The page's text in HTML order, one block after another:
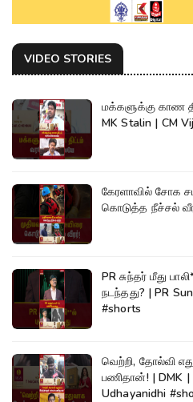
VIDEO STORIES
மக்களுக்கு காண
MK Stalin | CM
கேரளாவில் சோக
கொடுத்த நீச்சல்
PR சுந்தர் மீது
நடந்தது? | PR
#shorts
வெற்றி, தோல்வி
பணிதான்! | DMK |
Udhayanidhi